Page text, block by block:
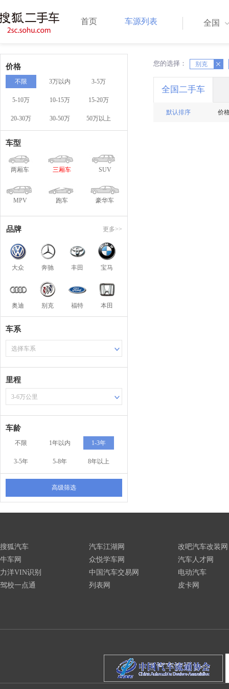
首页 车源列表 全国
价格
不限 3万以内 3-5万
5-10万 10-15万 15-20万
20-30万 30-50万 50万以上
车型
两厢车 三厢车 SUV
MPV 跑车 豪华车
品牌 更多>>
大众 奔驰 丰田 宝马
奥迪 别克 福特 本田
车系
选择车系
里程
3-6万公里
车龄
不限 1年以内 1-3年
3-5年 5-8年 8年以上
高级筛选
您的选择： 别克
X X
全国二手车
默认排序 价
搜狐汽车
牛车网
力洋VIN识别
驾校一点通
汽车江湖网
众悦学车网
中国汽车交易网
列表网
改吧汽车改装网
汽车人才网
电动汽车
皮卡网